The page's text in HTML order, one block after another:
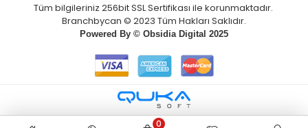
Tüm bilgileriniz 256bit SSL Sertifikası ile korunmaktadır.
Branchbycan © 2023 Tüm Hakları Saklıdır.
Powered By © Obsidia Digital 2025
0